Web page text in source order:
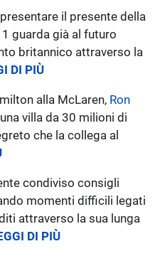
il presente della
guarda già al futuro
britannico attraverso la
DI PIÙ
alla McLaren, Ron
villa da 30 milioni di
che la collega al
condiviso consigli
momenti difficili legati
attraverso la sua lunga
DI PIÙ